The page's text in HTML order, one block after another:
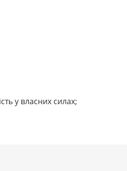
у власних силах;